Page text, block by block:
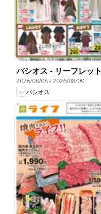
パシオス - リーフレット
2026/08/08-2026/08/09
パシオス